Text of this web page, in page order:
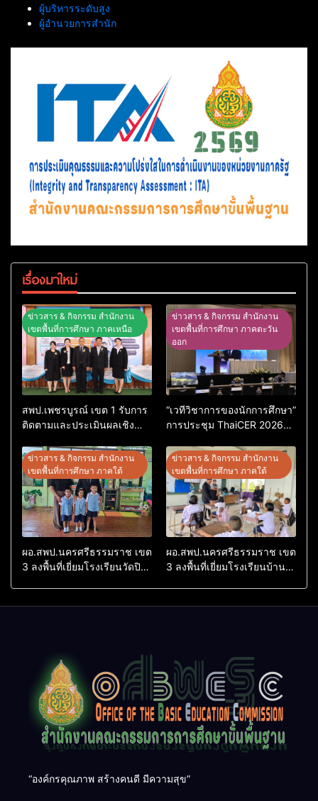
ผู้บริหารระดับสูง
ผู้อำนวยการสำนัก
เรื่องมาใหม่
ข่าวสาร & กิจกรรม สำนักงาน
เขตพื้นที่การศึกษา ภาคเหนือ
สพป.เพชรบูรณ์ เขต 1 รับการ
ติดตามและประเมินผลเชิง
ต้นแบบ” ระดับประเทศ รุ่นที่ 3
ประจำปีงบประมาณ พ.ศ.
2569
ข่าวสาร & กิจกรรม สำนักงาน
เขตพื้นที่การศึกษา ภาคตะวัน
ออก
“เวทีวิชาการของนักการศึกษา”
การประชุม ThaiCER 2026
Conference on Education
Research (ThaiCER) 2026
ข่าวสาร & กิจกรรม สำนักงาน
เขตพื้นที่การศึกษา ภาคใต้
ผอ.สพป.นครศรีธรรมราช เขต
3 ลงพื้นที่เยี่ยมโรงเรียนวัดปิยา
ข่าวสาร & กิจกรรม สำนักงาน
เขตพื้นที่การศึกษา ภาคใต้
ผอ.สพป.นครศรีธรรมราช เขต
3 ลงพื้นที่เยี่ยมโรงเรียนบ้าน
“องค์กรคุณภาพ สร้างคนดี มีความสุข”